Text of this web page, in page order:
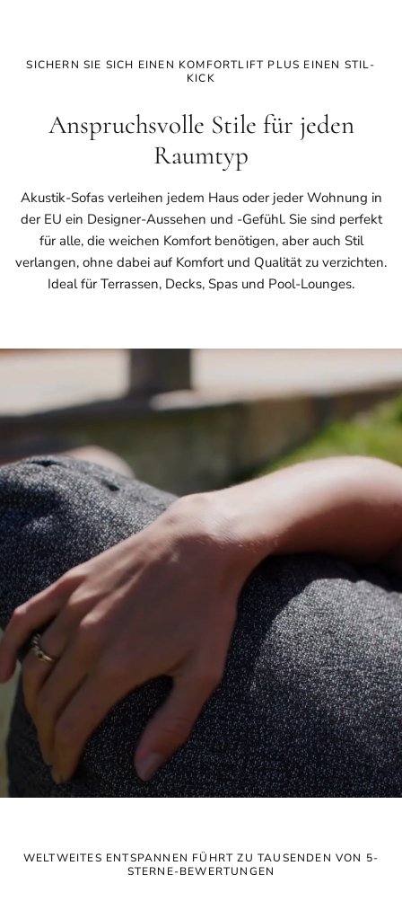
SICHERN SIE SICH EINEN KOMFORTLIFT PLUS EINEN STIL-
KICK
Anspruchsvolle Stile für jeden
Raumtyp
Akustik-Sofas verleihen jedem Haus oder jeder Wohnung in
der EU ein Designer-Aussehen und -Gefühl. Sie sind perfekt
für alle, die weichen Komfort benötigen, aber auch Stil
verlangen, ohne dabei auf Komfort und Qualität zu verzichten.
Ideal für Terrassen, Decks, Spas und Pool-Lounges.
WELTWEITES ENTSPANNEN FÜHRT ZU TAUSENDEN VON 5-
STERNE-BEWERTUNGEN